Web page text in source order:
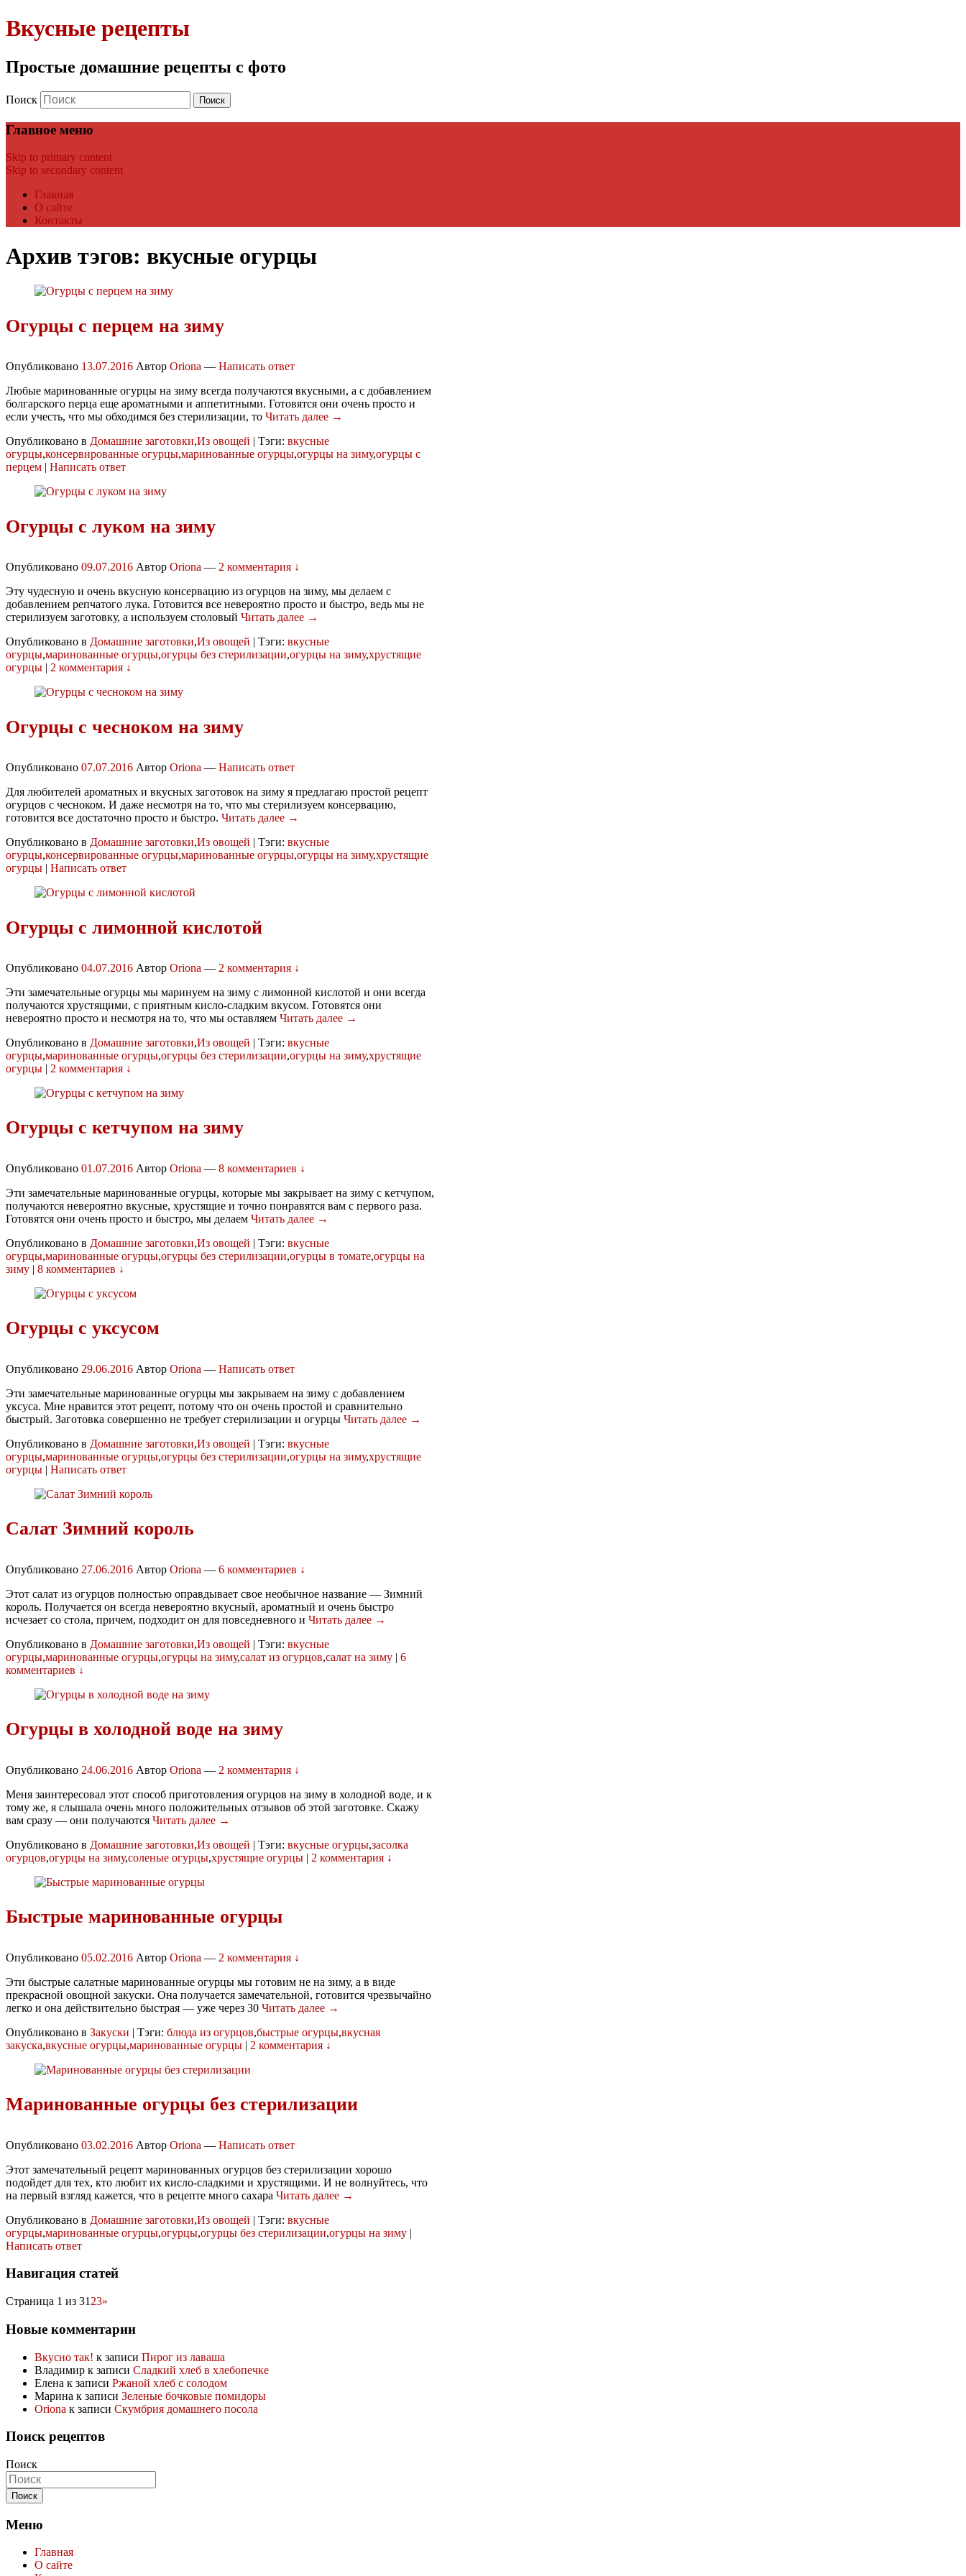
Вкусные рецепты
Простые домашние рецепты с фото
Поиск
Главное меню
Skip to primary content
Skip to secondary content
Главная
О сайте
Контакты
Архив тэгов: вкусные огурцы
Огурцы с перцем на зиму
Опубликовано 13.07.2016 Автор Oriona — Написать ответ
Любые маринованные огурцы на зиму всегда получаются вкусными, а с добавлением
болгарского перца еще ароматными и аппетитными. Готовятся они очень просто и
если учесть, что мы обходимся без стерилизации, то Читать далее →
Опубликовано в Домашние заготовки,Из овощей | Тэги: вкусные
огурцы,консервированные огурцы,маринованные огурцы,огурцы на зиму,огурцы с
перцем | Написать ответ
Огурцы с луком на зиму
Опубликовано 09.07.2016 Автор Oriona — 2 комментария ↓
Эту чудесную и очень вкусную консервацию из огурцов на зиму, мы делаем с
добавлением репчатого лука. Готовится все невероятно просто и быстро, ведь мы не
стерилизуем заготовку, а используем столовый Читать далее →
Опубликовано в Домашние заготовки,Из овощей | Тэги: вкусные
огурцы,маринованные огурцы,огурцы без стерилизации,огурцы на зиму,хрустящие
огурцы | 2 комментария ↓
Огурцы с чесноком на зиму
Опубликовано 07.07.2016 Автор Oriona — Написать ответ
Для любителей ароматных и вкусных заготовок на зиму я предлагаю простой рецепт
огурцов с чесноком. И даже несмотря на то, что мы стерилизуем консервацию,
готовится все достаточно просто и быстро. Читать далее →
Опубликовано в Домашние заготовки,Из овощей | Тэги: вкусные
огурцы,консервированные огурцы,маринованные огурцы,огурцы на зиму,хрустящие
огурцы | Написать ответ
Огурцы с лимонной кислотой
Опубликовано 04.07.2016 Автор Oriona — 2 комментария ↓
Эти замечательные огурцы мы маринуем на зиму с лимонной кислотой и они всегда
получаются хрустящими, с приятным кисло-сладким вкусом. Готовятся они
невероятно просто и несмотря на то, что мы оставляем Читать далее →
Опубликовано в Домашние заготовки,Из овощей | Тэги: вкусные
огурцы,маринованные огурцы,огурцы без стерилизации,огурцы на зиму,хрустящие
огурцы | 2 комментария ↓
Огурцы с кетчупом на зиму
Опубликовано 01.07.2016 Автор Oriona — 8 комментариев ↓
Эти замечательные маринованные огурцы, которые мы закрывает на зиму с кетчупом,
получаются невероятно вкусные, хрустящие и точно понравятся вам с первого раза.
Готовятся они очень просто и быстро, мы делаем Читать далее →
Опубликовано в Домашние заготовки,Из овощей | Тэги: вкусные
огурцы,маринованные огурцы,огурцы без стерилизации,огурцы в томате,огурцы на
зиму | 8 комментариев ↓
Огурцы с уксусом
Опубликовано 29.06.2016 Автор Oriona — Написать ответ
Эти замечательные маринованные огурцы мы закрываем на зиму с добавлением
уксуса. Мне нравится этот рецепт, потому что он очень простой и сравнительно
быстрый. Заготовка совершенно не требует стерилизации и огурцы Читать далее →
Опубликовано в Домашние заготовки,Из овощей | Тэги: вкусные
огурцы,маринованные огурцы,огурцы без стерилизации,огурцы на зиму,хрустящие
огурцы | Написать ответ
Салат Зимний король
Опубликовано 27.06.2016 Автор Oriona — 6 комментариев ↓
Этот салат из огурцов полностью оправдывает свое необычное название — Зимний
король. Получается он всегда невероятно вкусный, ароматный и очень быстро
исчезает со стола, причем, подходит он для повседневного и Читать далее →
Опубликовано в Домашние заготовки,Из овощей | Тэги: вкусные
огурцы,маринованные огурцы,огурцы на зиму,салат из огурцов,салат на зиму | 6
комментариев ↓
Огурцы в холодной воде на зиму
Опубликовано 24.06.2016 Автор Oriona — 2 комментария ↓
Меня заинтересовал этот способ приготовления огурцов на зиму в холодной воде, и к
тому же, я слышала очень много положительных отзывов об этой заготовке. Скажу
вам сразу — они получаются Читать далее →
Опубликовано в Домашние заготовки,Из овощей | Тэги: вкусные огурцы,засолка
огурцов,огурцы на зиму,соленые огурцы,хрустящие огурцы | 2 комментария ↓
Быстрые маринованные огурцы
Опубликовано 05.02.2016 Автор Oriona — 2 комментария ↓
Эти быстрые салатные маринованные огурцы мы готовим не на зиму, а в виде
прекрасной овощной закуски. Она получается замечательной, готовится чрезвычайно
легко и она действительно быстрая — уже через 30 Читать далее →
Опубликовано в Закуски | Тэги: блюда из огурцов,быстрые огурцы,вкусная
закуска,вкусные огурцы,маринованные огурцы | 2 комментария ↓
Маринованные огурцы без стерилизации
Опубликовано 03.02.2016 Автор Oriona — Написать ответ
Этот замечательный рецепт маринованных огурцов без стерилизации хорошо
подойдет для тех, кто любит их кисло-сладкими и хрустящими. И не волнуйтесь, что
на первый взгляд кажется, что в рецепте много сахара Читать далее →
Опубликовано в Домашние заготовки,Из овощей | Тэги: вкусные
огурцы,маринованные огурцы,огурцы,огурцы без стерилизации,огурцы на зиму |
Написать ответ
Навигация статей
Страница 1 из 31 23»
Новые комментарии
Вкусно так! к записи Пирог из лаваша
Владимир к записи Сладкий хлеб в хлебопечке
Елена к записи Ржаной хлеб с солодом
Марина к записи Зеленые бочковые помидоры
Oriona к записи Скумбрия домашнего посола
Поиск рецептов
Поиск
Меню
Главная
О сайте